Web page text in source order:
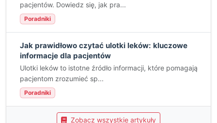
pacjentów. Dowiedz się, jak pra...
Poradniki
Jak prawidłowo czytać ulotki leków: kluczowe
informacje dla pacjentów
Ulotki leków to istotne źródło informacji, które pomagają
pacjentom zrozumieć sp...
Poradniki
Zobacz wszystkie artykuły